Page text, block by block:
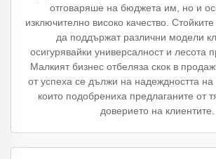
отговаряше на бюджета им, но и
изключително високо качество.
да поддържат различни модели
осигурявайки универсалност и лесота
Малкият бизнес отбеляза скок в
от успеха се дължи на надеждността на
които подобрениха предлаганите от
доверието на клиентите.